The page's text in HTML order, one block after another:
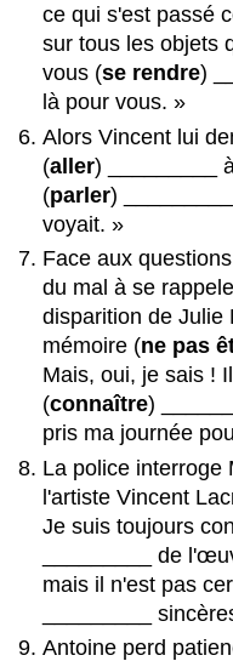
ce qui s'est passé
sur tous les objets
vous (se rendre)
là pour vous. »
Alors Vincent lui
(aller) _________
(parler)
voyait. »
Face aux
du mal à se
disparition de Julie
mémoire (ne pas
Mais, oui, je sais !
(connaître)
pris ma journée
La police interroge
l'artiste Vincent
Je suis toujours
_________ de
mais il n'est pas
_________
Antoine perd